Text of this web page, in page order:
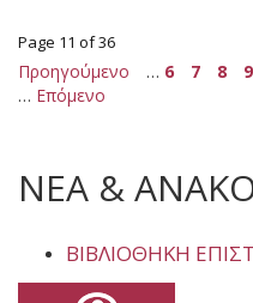
Page 11 of 36
Προηγούμενο … 6 7 8 9
… Επόμενο
ΝΕΑ &
ΒΙΒΛΙΟΘΉΚΗ